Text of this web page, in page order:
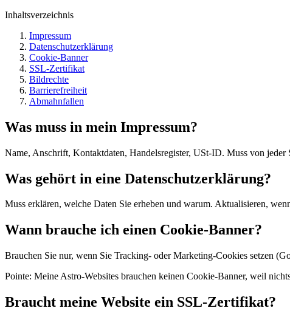
Inhaltsverzeichnis
Impressum
Datenschutzerklärung
Cookie-Banner
SSL-Zertifikat
Bildrechte
Barrierefreiheit
Abmahnfallen
Was muss in mein Impressum?
Name, Anschrift, Kontaktdaten, Handelsregister, USt-ID. Muss von
Was gehört in eine Datenschutzerklärung?
Muss erklären, welche Daten Sie erheben und warum. Aktualisieren,
Wann brauche ich einen Cookie-Banner?
Brauchen Sie nur, wenn Sie Tracking- oder Marketing-Cookies setzen
Pointe: Meine Astro-Websites brauchen keinen Cookie-Banner, weil
Braucht meine Website ein SSL-Zertifikat?